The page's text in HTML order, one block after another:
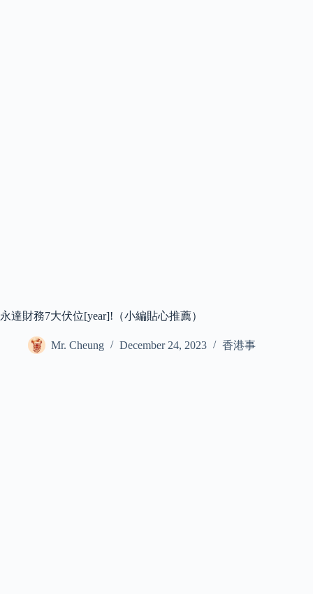
永達財務7大伏位[year]!（小編貼心推薦）
Mr. Cheung December 24, 2023 香港事